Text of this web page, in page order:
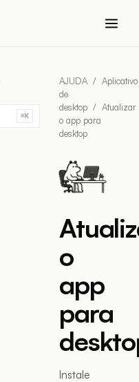
⌘K
AJUDA / Aplicativo
de
desktop / Atualizar
o app para
desktop
o
app
para
Instale